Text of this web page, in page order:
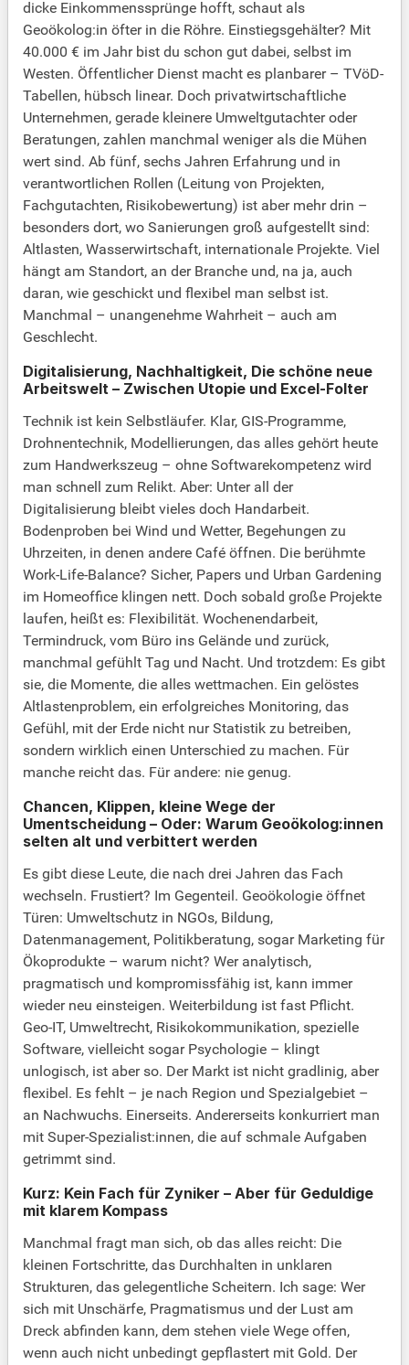
dicke Einkommenssprünge hofft, schaut als
Geoökolog:in öfter in die Röhre. Einstiegsgehälter? Mit
40.000 € im Jahr bist du schon gut dabei, selbst im
Westen. Öffentlicher Dienst macht es planbarer – TVöD-
Tabellen, hübsch linear. Doch privatwirtschaftliche
Unternehmen, gerade kleinere Umweltgutachter oder
Beratungen, zahlen manchmal weniger als die Mühen
wert sind. Ab fünf, sechs Jahren Erfahrung und in
verantwortlichen Rollen (Leitung von Projekten,
Fachgutachten, Risikobewertung) ist aber mehr drin –
besonders dort, wo Sanierungen groß aufgestellt sind:
Altlasten, Wasserwirtschaft, internationale Projekte. Viel
hängt am Standort, an der Branche und, na ja, auch
daran, wie geschickt und flexibel man selbst ist.
Manchmal – unangenehme Wahrheit – auch am
Geschlecht.
Digitalisierung, Nachhaltigkeit, Die schöne neue
Arbeitswelt – Zwischen Utopie und Excel-Folter
Technik ist kein Selbstläufer. Klar, GIS-Programme,
Drohnentechnik, Modellierungen, das alles gehört heute
zum Handwerkszeug – ohne Softwarekompetenz wird
man schnell zum Relikt. Aber: Unter all der
Digitalisierung bleibt vieles doch Handarbeit.
Bodenproben bei Wind und Wetter, Begehungen zu
Uhrzeiten, in denen andere Café öffnen. Die berühmte
Work-Life-Balance? Sicher, Papers und Urban Gardening
im Homeoffice klingen nett. Doch sobald große Projekte
laufen, heißt es: Flexibilität. Wochenendarbeit,
Termindruck, vom Büro ins Gelände und zurück,
manchmal gefühlt Tag und Nacht. Und trotzdem: Es gibt
sie, die Momente, die alles wettmachen. Ein gelöstes
Altlastenproblem, ein erfolgreiches Monitoring, das
Gefühl, mit der Erde nicht nur Statistik zu betreiben,
sondern wirklich einen Unterschied zu machen. Für
manche reicht das. Für andere: nie genug.
Chancen, Klippen, kleine Wege der
Umentscheidung – Oder: Warum Geoökolog:innen
selten alt und verbittert werden
Es gibt diese Leute, die nach drei Jahren das Fach
wechseln. Frustiert? Im Gegenteil. Geoökologie öffnet
Türen: Umweltschutz in NGOs, Bildung,
Datenmanagement, Politikberatung, sogar Marketing für
Ökoprodukte – warum nicht? Wer analytisch,
pragmatisch und kompromissfähig ist, kann immer
wieder neu einsteigen. Weiterbildung ist fast Pflicht.
Geo-IT, Umweltrecht, Risikokommunikation, spezielle
Software, vielleicht sogar Psychologie – klingt
unlogisch, ist aber so. Der Markt ist nicht gradlinig, aber
flexibel. Es fehlt – je nach Region und Spezialgebiet –
an Nachwuchs. Einerseits. Andererseits konkurriert man
mit Super-Spezialist:innen, die auf schmale Aufgaben
getrimmt sind.
Kurz: Kein Fach für Zyniker – Aber für Geduldige
mit klarem Kompass
Manchmal fragt man sich, ob das alles reicht: Die
kleinen Fortschritte, das Durchhalten in unklaren
Strukturen, das gelegentliche Scheitern. Ich sage: Wer
sich mit Unschärfe, Pragmatismus und der Lust am
Dreck abfinden kann, dem stehen viele Wege offen,
wenn auch nicht unbedingt gepflastert mit Gold. Der